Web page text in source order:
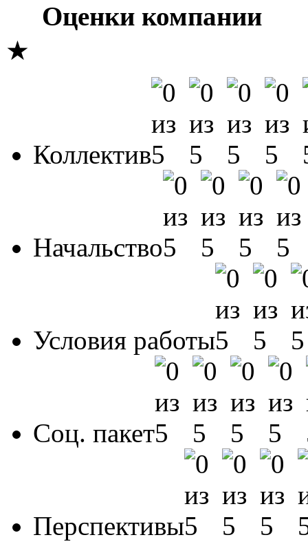
Оценки компании
★
Коллектив
Начальство
Условия работы
Соц. пакет
Перспективы